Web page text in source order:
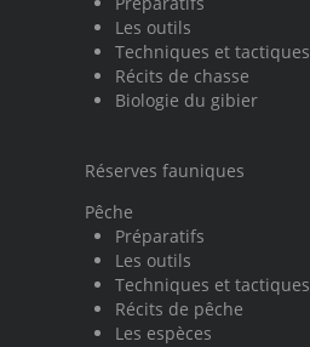
Les outils
Techniques et tactiques
Récits de chasse
Biologie du gibier
Réserves fauniques
Pêche
Préparatifs
Les outils
Techniques et tactiques
Récits de pêche
Les espèces